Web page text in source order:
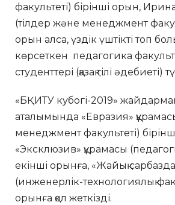
факультеті) бірінші орын,
(тілдер және менеджмент
орын алса, үздік үштікті топ
көрсеткен педагогика
студенттері (қазақ тілі әдебиеті)
«БҚИТУ кубогі-2019»
аталымында «Евразия»
менеджмент факультеті)
«Эксклюзив» құрамасы
екінші орынға, «Жайық
(инженерлік-технологиялық
орынға қол жеткізді.